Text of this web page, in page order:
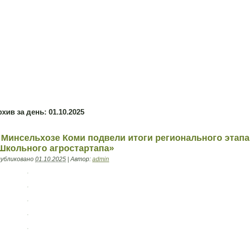
за день: 01.10.2025
Коми подвели итоги регионального этапа
агростартапа»
01.10.2025 |Автор: admin